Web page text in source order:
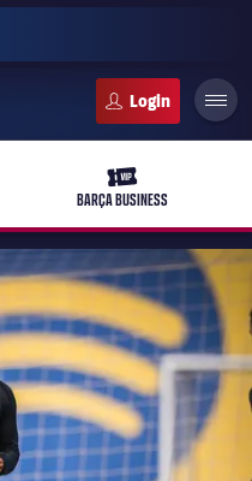
ticket-vip
BARÇA BUSINESS